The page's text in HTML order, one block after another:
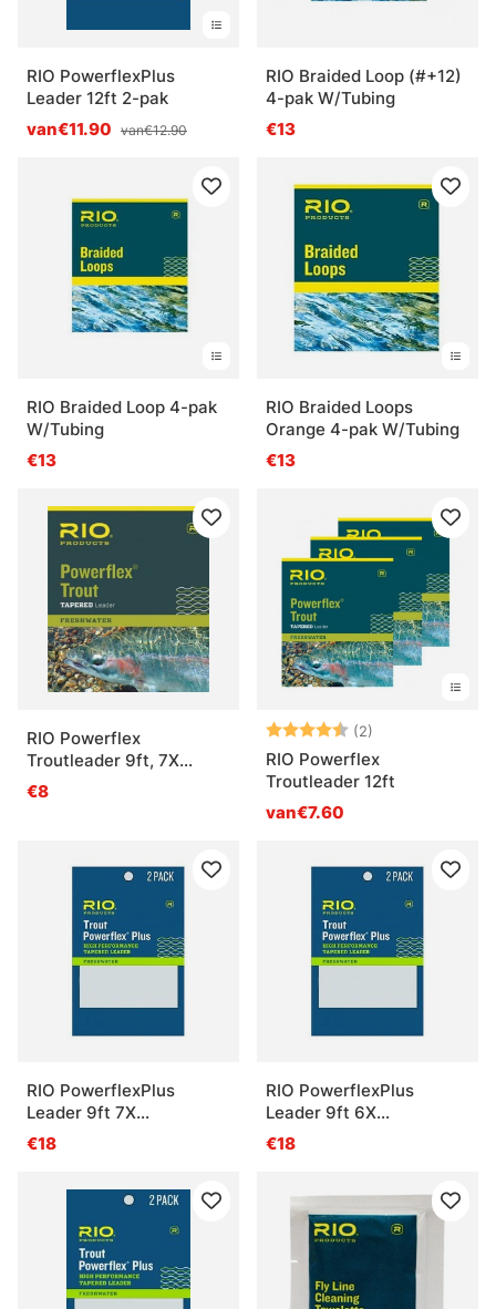
RIO PowerflexPlus
Leader 12ft 2-pak
van€11.90 van€12.90
RIO Braided Loop (#+12)
4-pak W/Tubing
€13
RIO Braided Loop 4-pak
W/Tubing
€13
RIO Braided Loops
Orange 4-pak W/Tubing
€13
RIO Powerflex
Troutleader 9ft, 7X
0,10mm/1,1kg
€8
Beoordeling:
(2)
RIO Powerflex
Troutleader 12ft
van€7.60
RIO PowerflexPlus
Leader 9ft 7X
0,10mm/1,3kg 2-pak
€18
RIO PowerflexPlus
Leader 9ft 6X
0,12mm/1,8kg 2-pak
€18